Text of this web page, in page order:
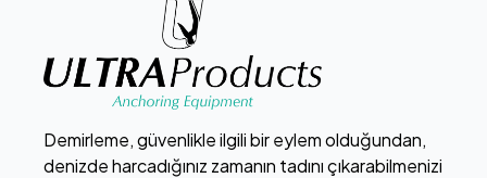
Demirleme, güvenlikle ilgili bir eylem olduğundan,
denizde harcadığınız zamanın tadını çıkarabilmenizi